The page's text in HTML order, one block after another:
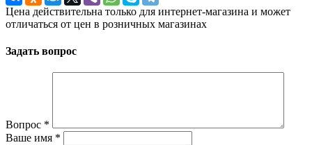
Цена действительна только для интернет-магазина и может
отличаться от цен в розничных магазинах
Задать вопрос
Вопрос *
Ваше имя *